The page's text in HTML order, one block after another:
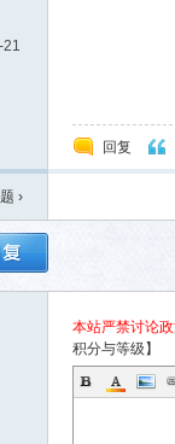
21
回复
›
本站严禁讨论
积分与等级】